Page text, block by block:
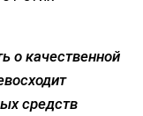
о качественной
средств